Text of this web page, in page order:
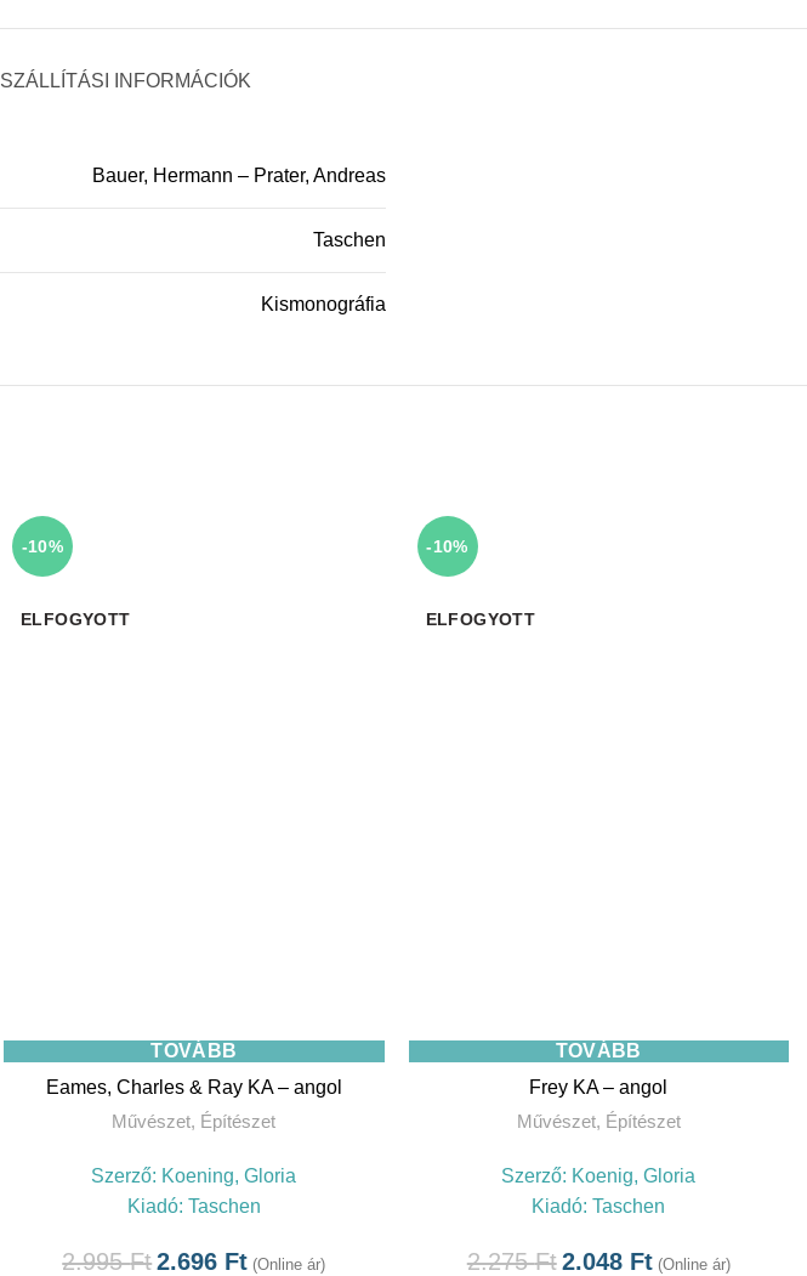
SZÁLLÍTÁSI INFORMÁCIÓK
Bauer, Hermann – Prater, Andreas
Taschen
Kismonográfia
-10%
ELFOGYOTT
TOVÁBB
Eames, Charles & Ray KA – angol
Művészet, Építészet
Szerző: Koening, Gloria
Kiadó: Taschen
2.995Ft2.696 Ft (Online ár)
-10%
ELFOGYOTT
TOVÁBB
Frey KA – angol
Művészet, Építészet
Szerző: Koenig, Gloria
Kiadó:Taschen
2.275Ft2.048 Ft (Online ár)